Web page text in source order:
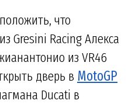
что
Gresini Racing Алекса
из VR46
дверь в MotoGP
Ducati в